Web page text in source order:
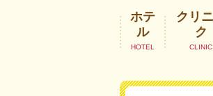
ホテ
ル
クリ
ク